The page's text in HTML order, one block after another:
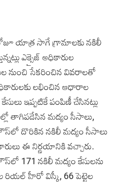
యాత్ర సాగే గ్రామాలకు నకిలీ
ఎక్సైజ్ అధికారుల
నుంచి సేకరించిన వివరాలతో
లభించిన ఆధారాల
ఇప్పటికే పంపిణీ చేసినట్లు
తాగిపడేసిన మద్యం సీసాలు,
దొరికిన నకిలీ మద్యం సీసాలు
ఈ నిర్ణయానికి వచ్చారు.
171 నకిలీ మద్యం కేసులను
రియల్ హీరో విస్కీ, 66 పెట్టెల